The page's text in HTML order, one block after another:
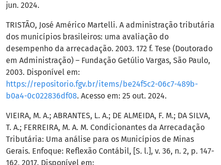
jun. 2024.
TRISTÃO, José Américo Martelli. A administração tributária
dos municípios brasileiros: uma avaliação do
desempenho da arrecadação. 2003. 172 f. Tese (Doutorado
em Administração) – Fundação Getúlio Vargas, São Paulo,
2003. Disponível em:
https://repositorio.fgv.br/items/be24f5c2-06c7-489b-
b0a4-0c022836df08. Acesso em: 25 out. 2024.
VIEIRA, M. A.; ABRANTES, L. A.; DE ALMEIDA, F. M.; DA SILVA,
T. A.; FERREIRA, M. A. M. Condicionantes da Arrecadação
Tributária: Uma análise para os Municípios de Minas
Gerais. Enfoque: Reflexão Contábil, [S. l.], v. 36, n. 2, p. 147-
162, 2017. Disponível em: